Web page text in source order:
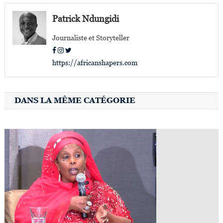
l’articlePatrick Ndungidi
Journaliste et Storyteller
https://africanshapers.com
DANS LA MÊME CATÉGORIE